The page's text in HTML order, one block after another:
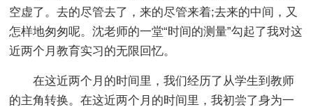
空虚了。去的尽管去了，来的尽管来着;去来的中间，又
怎样地匆匆呢。沈老师的一堂“时间的测量”勾起了我对这
近两个月教育实习的无限回忆。
在这近两个月的时间里，我们经历了从学生到教师
的主角转换。在这近两个月的时间里，我初尝了身为一